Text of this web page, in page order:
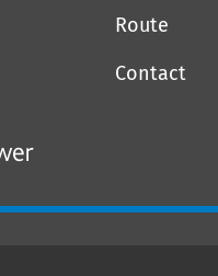
Route
Contact